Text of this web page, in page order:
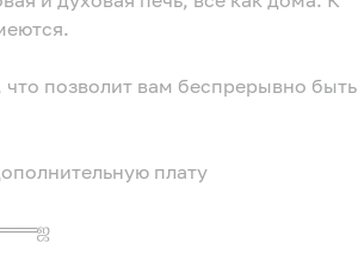
позволит вам беспрерывно быть
плату